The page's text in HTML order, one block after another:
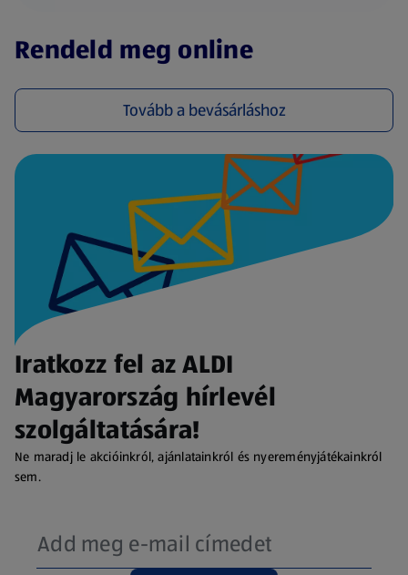
Rendeld meg online
Tovább a bevásárláshoz
(új oldalon nyílik meg)
Iratkozz fel az ALDI
Magyarország hírlevél
szolgáltatására!
Ne maradj le akcióinkról, ajánlatainkról és nyereményjátékainkról
sem.